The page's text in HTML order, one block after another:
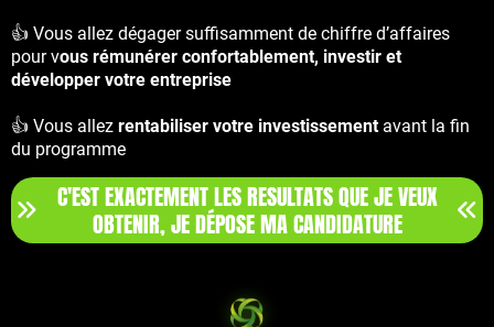
👍 Vous allez dégager suffisamment de chiffre d’affaires
pour vous rémunérer confortablement, investir et
développer votre entreprise
👍 Vous allez rentabiliser votre investissementavant la fin
du programme
C'EST EXACTEMENT LES RESULTATS QUE JE VEUX
OBTENIR, JE DÉPOSE MA CANDIDATURE